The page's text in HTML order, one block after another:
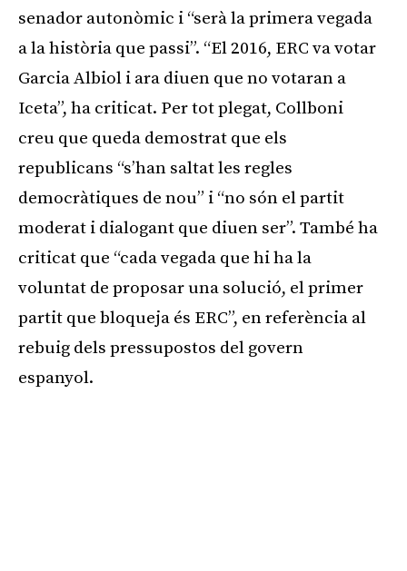
senador autonòmic i “serà la primera vegada
a la història que passi”. “El 2016, ERC va votar
Garcia Albiol i ara diuen que no votaran a
Iceta”, ha criticat. Per tot plegat, Collboni
creu que queda demostrat que els
republicans “s’han saltat les regles
democràtiques de nou” i “no són el partit
moderat i dialogant que diuen ser”. També ha
criticat que “cada vegada que hi ha la
voluntat de proposar una solució, el primer
partit que bloqueja és ERC”, en referència al
rebuig dels pressupostos del govern
espanyol.